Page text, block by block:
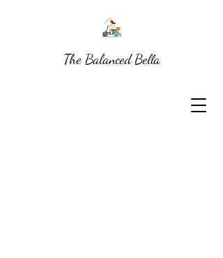
The Balanced Bella